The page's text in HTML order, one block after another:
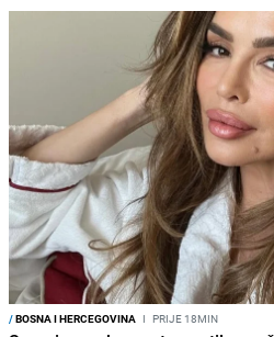
/BOSNA I HERCEGOVINA I PRIJE 18MIN